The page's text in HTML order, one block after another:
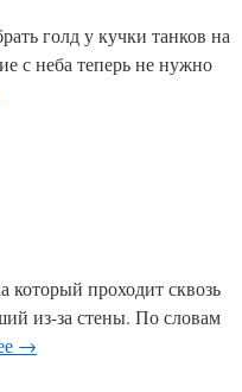
голд у кучки танков на
с неба теперь не нужно
проходит сквозь
из-за стены. По словам
→